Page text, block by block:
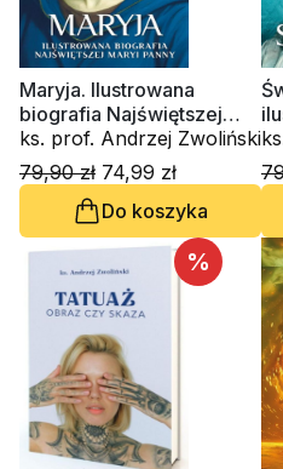
Maryja. Ilustrowana
biografia Najświętszej
Maryi Panny
ks. prof. Andrzej Zwoliński
79,90 zł 74,99 zł
Do koszyka
%